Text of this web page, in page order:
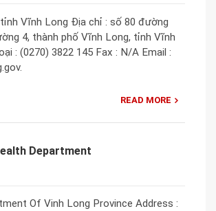
Vĩnh Long Địa chỉ : số 80 đường
4, thành phố Vĩnh Long, tỉnh Vĩnh
: (0270) 3822 145 Fax : N/A Email :
READ MORE
Department
Of Vinh Long Province Address :